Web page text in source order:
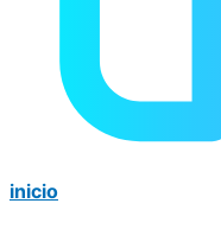
inicio